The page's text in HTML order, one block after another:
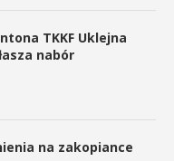
TKKF Uklejna
nabór
na zakopiance